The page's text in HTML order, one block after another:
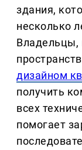
здания,
несколько
Владельцы,
дизайном
получить
всех
помогает